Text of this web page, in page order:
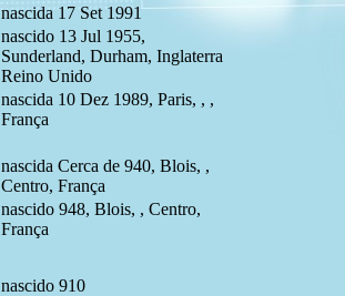
nascida 17 Set 1991
nascido 13 Jul 1955,
Sunderland, Durham, Inglaterra
Reino Unido
nascida 10 Dez 1989, Paris, , ,
França
nascida Cerca de 940, Blois, ,
Centro, França
nascido 948, Blois, , Centro,
França
nascido 910